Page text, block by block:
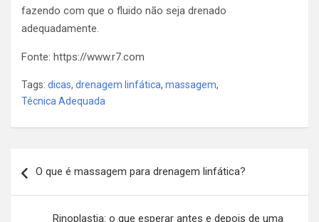
fazendo com que o fluido não seja drenado
adequadamente.
Fonte: https://www.r7.com
Tags: dicas, drenagem linfática, massagem,
Técnica Adequada
de
O que é massagem para drenagem linfática?
Rinoplastia: o que esperar antes e depois de uma